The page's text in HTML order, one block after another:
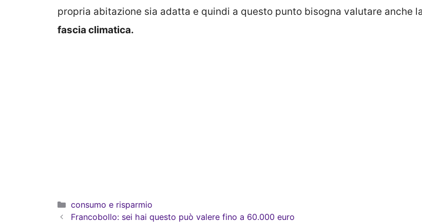
propria abitazione sia adatta e quindi a questo punto bisogna valutare anche la
fascia climatica.
consumo e risparmio
Francobollo: sei hai questo può valere fino a 60.000 euro